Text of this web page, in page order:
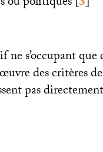
ne s’occupant
des critères
pas